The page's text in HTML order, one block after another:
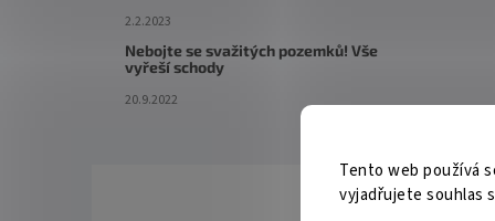
Tento web používá
vyjadřujete souhlas
2.2.2023
Nebojte se svažitých pozemků! Vše
vyřeší schody
20.9.2022